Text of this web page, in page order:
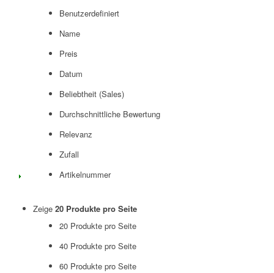
Benutzerdefiniert
Name
Preis
Datum
Beliebtheit (Sales)
Durchschnittliche Bewertung
Relevanz
Zufall
Artikelnummer
Zeige 20 Produkte pro Seite
20 Produkte pro Seite
40 Produkte pro Seite
60 Produkte pro Seite